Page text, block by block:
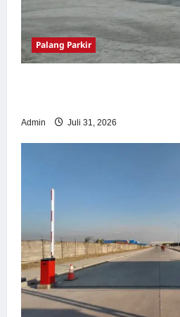
Palang Parkir
Admin Juli 31, 2026